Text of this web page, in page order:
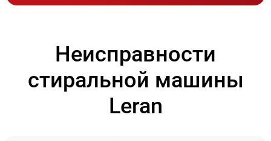
Неисправности
стиральной машины
Leran